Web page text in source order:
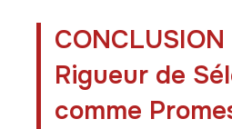
Rigueur de
comme